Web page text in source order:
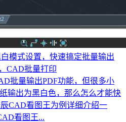
模式设置，快速搞定批量输出
CAD批量打印
批量输出PDF功能，但很多小
输出为黑白色，那么怎么才能快
CAD看图王为例详细介绍一
看图王...